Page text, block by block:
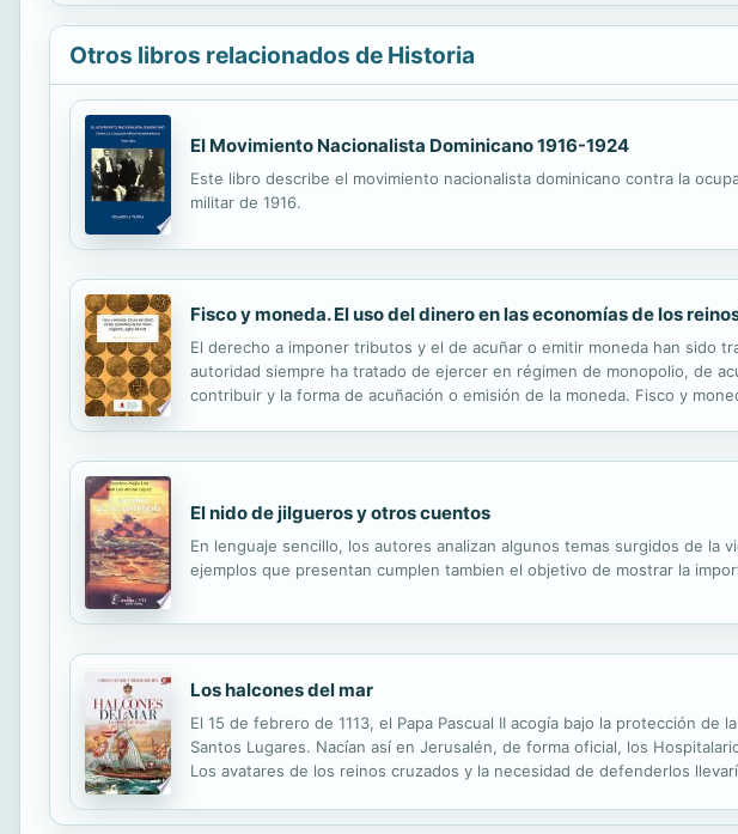
Otros libros relacionados de Historia
El Movimiento Nacionalista Dominicano 1916-1924
Este libro describe el movimiento nacionalista dominicano contra la
militar de 1916.
Fisco y moneda. El uso del dinero en las economías de los
El derecho a imponer tributos y el de acuñar o emitir moneda han sido
autoridad siempre ha tratado de ejercer en régimen de monopolio, de
contribuir y la forma de acuñación o emisión de la moneda. Fisco y
El nido de jilgueros y otros cuentos
En lenguaje sencillo, los autores analizan algunos temas surgidos de la
ejemplos que presentan cumplen tambien el objetivo de mostrar la
Los halcones del mar
El 15 de febrero de 1113, el Papa Pascual II acogía bajo la protección
Santos Lugares. Nacían así en Jerusalén, de forma oficial, los
Los avatares de los reinos cruzados y la necesidad de defenderlos